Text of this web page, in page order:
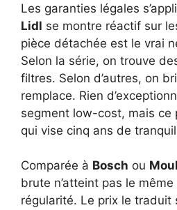
Les garanties légales
Lidl se montre réactif sur
pièce détachée est le vrai
Selon la série, on trouve
filtres. Selon d’autres, on
remplace. Rien
segment low-cost, mais ce
qui vise cinq ans de
Comparée à Bosch ou
brute n’atteint pas le
régularité. Le prix le traduit